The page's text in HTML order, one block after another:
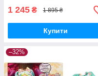
1 245 ₴ 1 895 ₴
Купити
–32%